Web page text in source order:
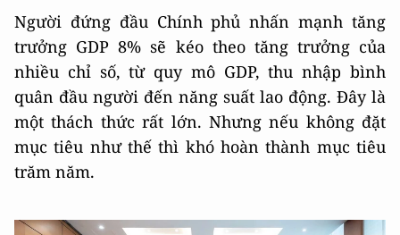
Người đứng đầu Chính phủ nhấn mạnh tăng
trưởng GDP 8% sẽ kéo theo tăng trưởng của
nhiều chỉ số, từ quy mô GDP, thu nhập bình
quân đầu người đến năng suất lao động. Đây là
một thách thức rất lớn. Nhưng nếu không đặt
mục tiêu như thế thì khó hoàn thành mục tiêu
trăm năm.